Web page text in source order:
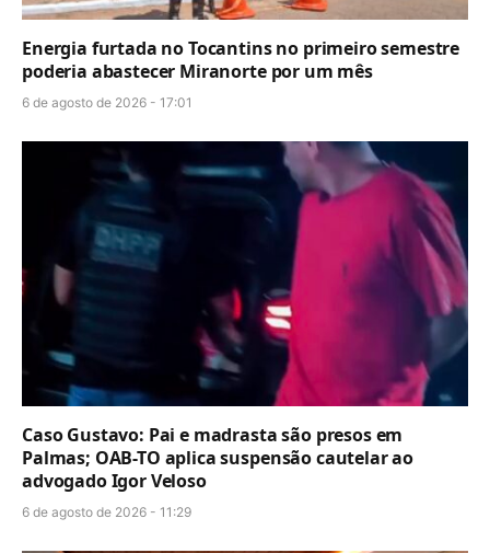
Energia furtada no Tocantins no primeiro semestre
poderia abastecer Miranorte por um mês
6 de agosto de 2026 - 17:01
Caso Gustavo: Pai e madrasta são presos em
Palmas; OAB-TO aplica suspensão cautelar ao
advogado Igor Veloso
6 de agosto de 2026 - 11:29